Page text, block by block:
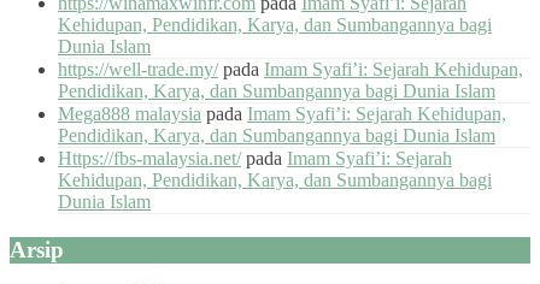
Kehidupan, Pendidikan, Karya, dan Sumbangannya bagi
Dunia Islam
https://well-trade.my/pada Imam Syafi’i: Sejarah Kehidupan,
Pendidikan, Karya, dan Sumbangannya bagi Dunia Islam
Mega888 malaysia pada Imam Syafi’i: Sejarah Kehidupan,
Pendidikan, Karya, dan Sumbangannya bagi Dunia Islam
Https://fbs-malaysia.net/pada Imam Syafi’i: Sejarah
Kehidupan, Pendidikan, Karya, dan Sumbangannya bagi
Dunia Islam
Arsip